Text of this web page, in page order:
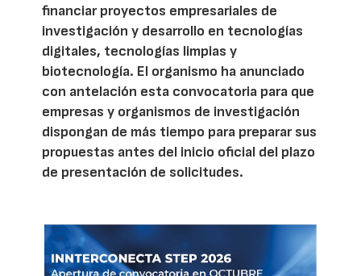
financiar proyectos empresariales de
investigación y desarrollo en tecnologías
digitales, tecnologías limpias y
biotecnología. El organismo ha anunciado
con antelación esta convocatoria para que
empresas y organismos de investigación
dispongan de más tiempo para preparar sus
propuestas antes del inicio oficial del plazo
de presentación de solicitudes.